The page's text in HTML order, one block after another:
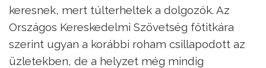
keresnek, mert túlterheltek a dolgozók. Az
Országos Kereskedelmi Szövetség főtitkára
szerint ugyan a korábbi roham csillapodott az
üzletekben, de a helyzet még mindig